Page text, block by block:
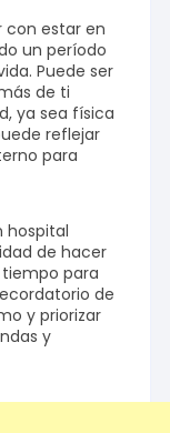
con estar en
un período
Puede ser
de ti
ya sea física
reflejar
para
hospital
de hacer
para
de
y priorizar
y